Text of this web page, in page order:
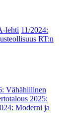
lehti 11/2024:
RT:n
Vähähiilinen
2025:
Moderni ja